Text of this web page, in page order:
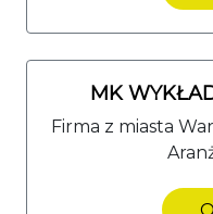
MK
Firma z miasta